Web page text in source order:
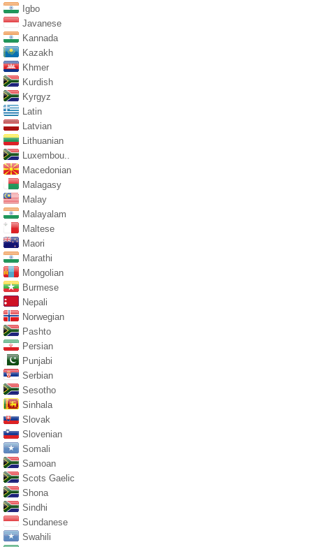
Igbo
Javanese
Kannada
Kazakh
Khmer
Kurdish
Kyrgyz
Latin
Latvian
Lithuanian
Luxembou..
Macedonian
Malagasy
Malay
Malayalam
Maltese
Maori
Marathi
Mongolian
Burmese
Nepali
Norwegian
Pashto
Persian
Punjabi
Serbian
Sesotho
Sinhala
Slovak
Slovenian
Somali
Samoan
Scots Gaelic
Shona
Sindhi
Sundanese
Swahili